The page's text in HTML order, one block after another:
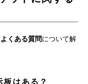
くある質問について解
はある？